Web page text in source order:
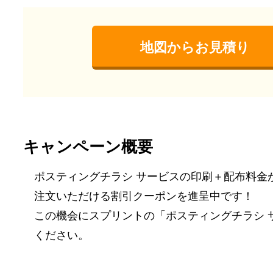
地図からお見積り
キャンペーン概要
ポスティングチラシ サービスの印刷＋配布料金
注文いただける割引クーポンを進呈中です！
この機会にスプリントの「ポスティングチラシ
ください。